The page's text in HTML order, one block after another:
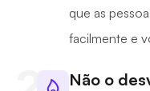
que as
facilmente e
Não o